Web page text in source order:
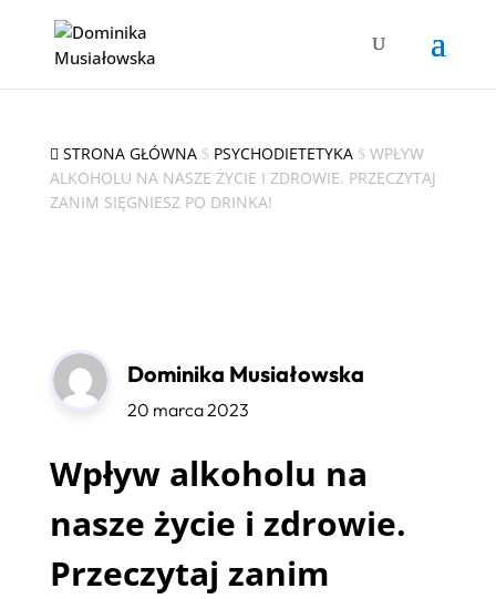
 STRONA GŁÓWNA $ PSYCHODIETETYKA $ WPŁYW
ALKOHOLU NA NASZE ŻYCIE I ZDROWIE. PRZECZYTAJ
ZANIM SIĘGNIESZ PO DRINKA!
Dominika Musiałowska
20 marca 2023
Wpływ alkoholu na
nasze życie i zdrowie.
Przeczytaj zanim